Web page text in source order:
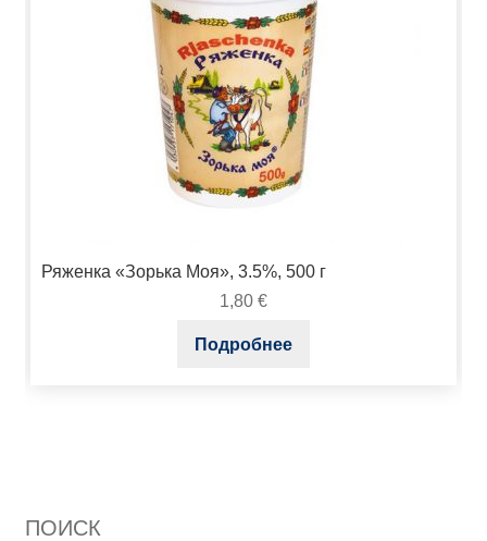
Ряженка «Зорька Моя», 3.5%, 500 г
1,80 €
Подробнее
ПОИСК